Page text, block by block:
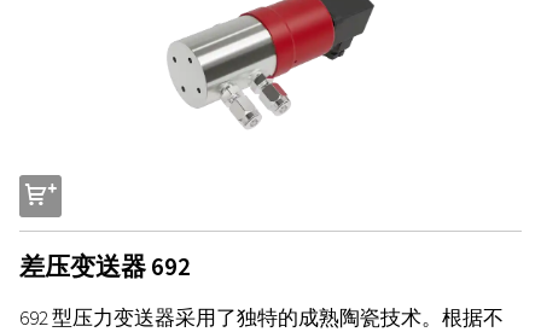
s
差压变送器 692
692 型压力变送器采用了独特的成熟陶瓷技术。根据不